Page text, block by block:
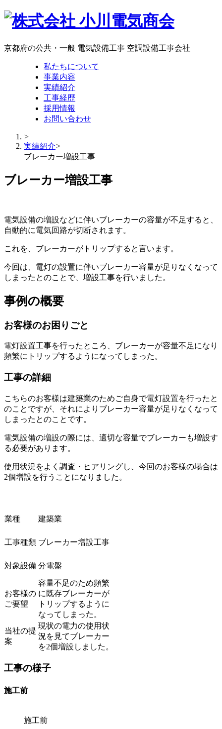
京都府の公共・一般 電気設備工事 空調設備工事会社
私たちについて
事業内容
実績紹介
工事経歴
採用情報
お問い合わせ
>
実績紹介>
ブレーカー増設工事
ブレーカー増設工事
電気設備の増設などに伴いブレーカーの容量が不足すると、
自動的に電気回路が切断されます。
これを、ブレーカーがトリップすると言います。
今回は、電灯の設置に伴いブレーカー容量が足りなくなって
しまったとのことで、増設工事を行いました。
事例の概要
お客様のお困りごと
電灯設置工事を行ったところ、ブレーカーが容量不足になり
頻繁にトリップするようになってしまった。
工事の詳細
こちらのお客様は建築業のためご自身で電灯設置を行ったと
のことですが、それによりブレーカー容量が足りなくなって
しまったとのことです。
電気設備の増設の際には、適切な容量でブレーカーも増設す
る必要があります。
使用状況をよく調査・ヒアリングし、今回のお客様の場合は
2個増設を行うことになりました。
業種 建築業
工事種類 ブレーカー増設工事
対象設備 分電盤
お客様の
ご要望
容量不足のため頻繁
に既存ブレーカーが
トリップするように
なってしまった。
当社の提
案
現状の電力の使用状
況を見てブレーカー
を2個増設しました。
工事の様子
施工前
施工前